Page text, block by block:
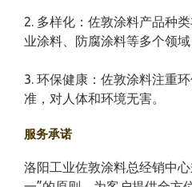
2. 多样化：佐敦涂料产品种
业涂料、防腐涂料等多个领
3. 环保健康：佐敦涂料注重
准，对人体和环境无害。
服务承诺
洛阳工业佐敦涂料总经销中